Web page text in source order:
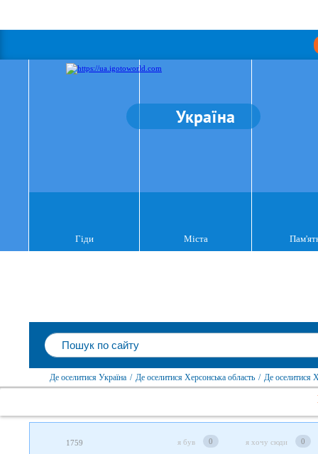
Україна
Гіди Міста
Де оселитися Україна / Де оселитися Херсонська область / Де оселитися
1759 я був 0 я хочу сюди 0